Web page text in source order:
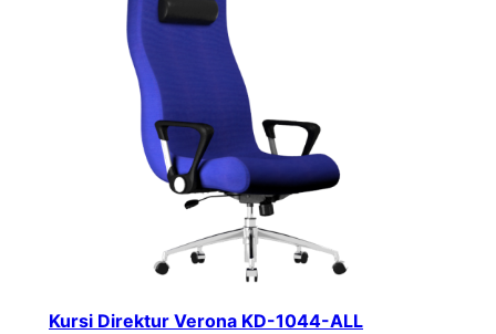
Kursi Direktur Verona KD-1044-ALL